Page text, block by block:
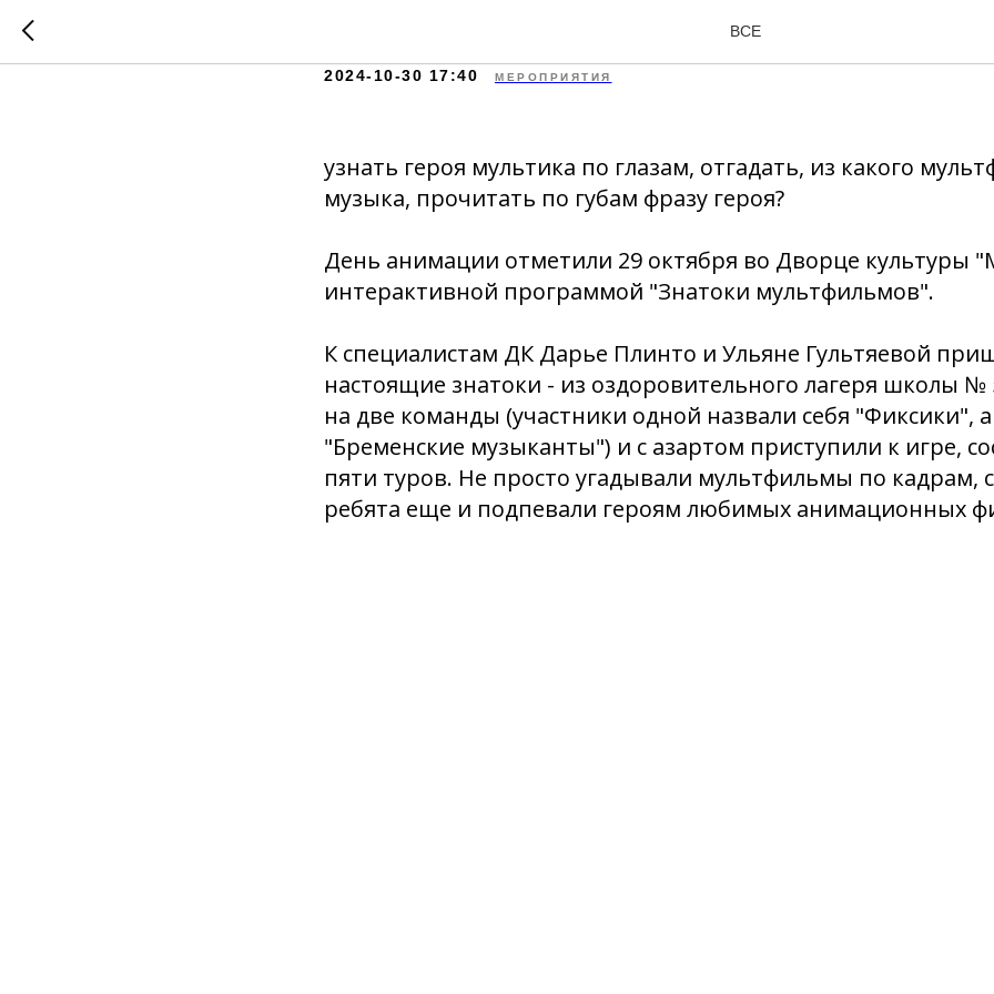
ВСЕ
2024-10-30 17:40 МЕРОПРИЯТИЯ
узнать героя мультика по глазам, отгадать, из какого
музыка, прочитать по губам фразу героя?
День анимации отметили 29 октября во Дворце культуры
интерактивной программой "Знатоки мультфильмов".
К специалистам ДК Дарье Плинто и Ульяне Гультяевой
настоящие знатоки - из оздоровительного лагеря школы №
на две команды (участники одной назвали себя "Фиксики",
"Бременские музыканты") и с азартом приступили к игре,
пяти туров. Не просто угадывали мультфильмы по кадрам,
ребята еще и подпевали героям любимых анимационных